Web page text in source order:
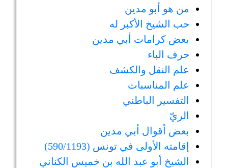
من هو أبو مدين
حب الشيخ الأكبر له
بعض كرامات أبي مدين
حرف الباء
علم النقل والكشف
علم المناسبات
التفسير الباطني
الريّ
بعض أقوال أبي مدين
إقامته الأولى في تونس (590/1193)
الشيخ أبو عبد الله بن خميس الكناني